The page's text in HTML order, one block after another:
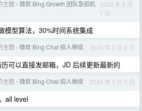
主题 › 微软 Bing Growth 团队急招机 2024 年 8 月
1 日
模型算法，30%时间系统集成
主题 › 微软 Bing Chat 招人继续 2024 年 2 月 8 日
可以直接发邮箱，JD 后续更新最新的
主题 › 微软 Bing Chat 招人继续 2024 年 2 月 5 日
all level